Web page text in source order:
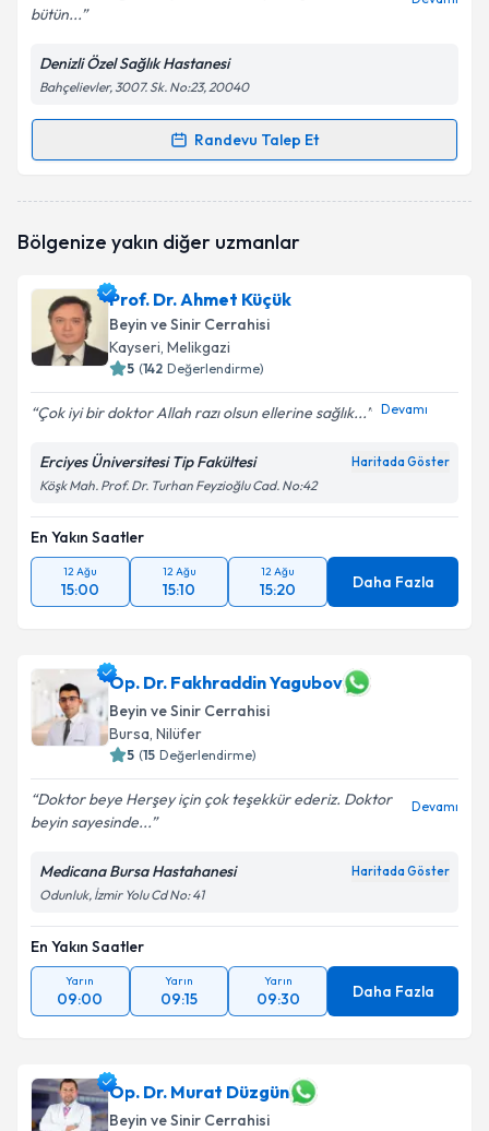
Kişisel verilerimin işlenmesine ilişkin
Metni'ni okudum ve kişisel verilerimin belirtilen
kapsamda işlenmesini kabul ediyorum.
Takvim Talebini Gönder
bütün...
Denizli Özel Sağlık Hastanesi
Bahçelievler, 3007. Sk. No:23, 20040
Randevu Talep Et
Randevu Takvimi Talebi
oluşturun. Size bu uzmandan randevu almanız için bir
E-posta Adresiniz
Kişisel verilerimin işlenmesine ilişkinAydınlatma
kapsamda işlenmesini kabul ediyorum.
Bölgenize yakın diğer uzmanlar
Prof. Dr. Ahmet Küçük
Beyin ve Sinir Cerrahisi
Kayseri, Melikgazi
5 (142 Değerlendirme)
Çok iyi bir doktor Allah razı olsun ellerine sağlık... Devamı
Erciyes Üniversitesi Tip Fakültesi Haritada Göster
Köşk Mah. Prof. Dr. Turhan Feyzioğlu Cad. No:42
En Yakın Saatler
12 Ağu
15:00
12 Ağu
15:10
12 Ağu
15:20 Daha Fazla
Op. Dr. Fakhraddin Yagubov
Beyin ve Sinir Cerrahisi
Bursa, Nilüfer
5 (15 Değerlendirme)
Doktor beye Herşey için çok teşekkür ederiz. Doktor
beyin sayesinde...
Devamı
Medicana Bursa Hastahanesi Haritada Göster
Odunluk, İzmir Yolu Cd No: 41
En Yakın Saatler
Yarın
09:00
Yarın
09:15
Yarın
09:30 Daha Fazla
Op. Dr. Murat Düzgün
Beyin ve Sinir Cerrahisi